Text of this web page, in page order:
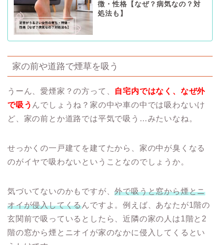
徴・性格【なぜ？病気なの？対
処法も】
家の前や道路で煙草を吸う
うーん、愛煙家？の方って、 自宅内ではなく、なぜ外
で吸う んでしょうね？家の中や車の中では吸わないけ
ど、家の前とか道路では平気で吸う…みたいなね。
せっかくの一戸建てを建てたから、家の中が臭くなる
のがイヤで吸わないということなのでしょうか。
気づいてないのかもですが、外で吸うと窓から煙とニ
オイが侵入してくるんですよ。例えば、あなたが1階の
玄関前で吸っているとしたら、近隣の家の人は1階と2
階の窓から煙とニオイが家のなかに侵入してくるとい